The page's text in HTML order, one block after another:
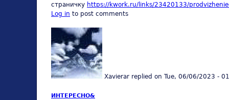
страничку https://kwork.ru/links/23420133/
Log in to post comments
Xavierar replied on Tue, 06/06/2023 -
ИНТЕРЕСНО&